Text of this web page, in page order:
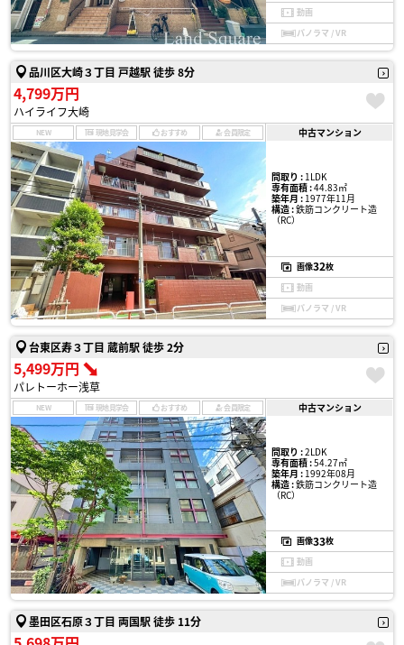
動画
パノラマ / VR
品川区大崎３丁目 戸越駅 徒歩 8分
4,799万円
ハイライフ大崎
NEW 現地見学会 おすすめ 会員限定 中古マンション
間取り :1LDK
専有面積 :44.83㎡
築年月 :1977年11月
構造 :鉄筋コンクリート造
（RC）
画像32枚
動画
パノラマ / VR
台東区寿３丁目 蔵前駅 徒歩 2分
5,499万円
パレトーホー浅草
NEW 現地見学会 おすすめ 会員限定 中古マンション
間取り :2LDK
専有面積 :54.27㎡
築年月 :1992年08月
構造 :鉄筋コンクリート造
（RC）
画像33枚
動画
パノラマ / VR
墨田区石原３丁目 両国駅 徒歩 11分